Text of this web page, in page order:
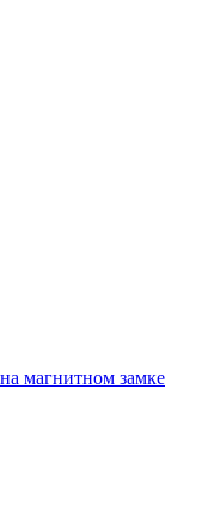
магнитном замке